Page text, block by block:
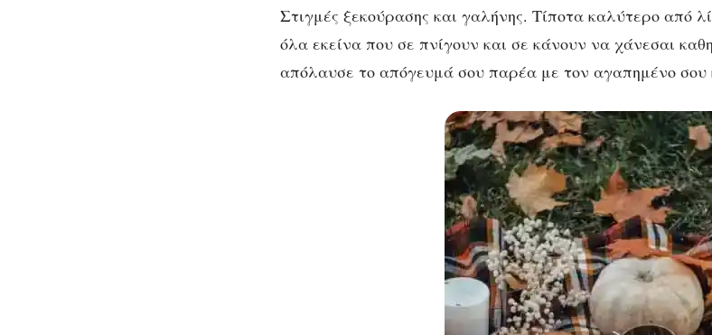
Στιγμές ξεκούρασης και γαλήνης. Τίποτα καλύτερο από
όλα εκείνα που σε πνίγουν και σε κάνουν να χάνεσαι
απόλαυσε το απόγευμά σου παρέα με τον αγαπημένο σου